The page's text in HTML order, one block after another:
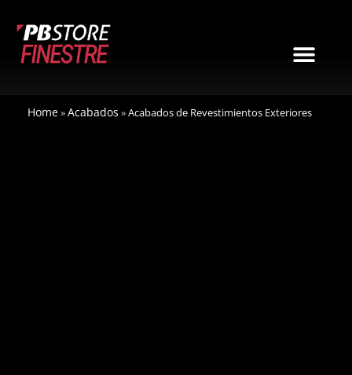
contenido
Home»Acabados »Acabados de Revestimientos Exteriores